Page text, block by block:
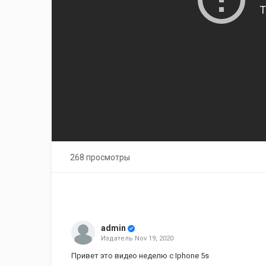
268 просмотры
admin
Издатель Nov 19, 2020
Привет это видео неделю с Iphone 5s